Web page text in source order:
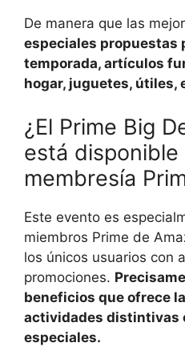
De manera que las
especiales propuestas
temporada, artículos
hogar, juguetes, útiles,
¿El Prime Big
está disponible
membresía
Este evento es
miembros Prime de
los únicos usuarios con
promociones.
beneficios que ofrece
actividades distintivas
especiales.